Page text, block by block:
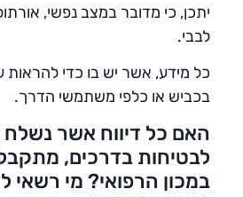
יתכן, כי מדובר במצב נפשי,
לבבי.
כל מידע, אשר יש בו כדי להראות
בכביש או כלפי משתמשי הדרך.
האם כל דיווח אשר נשלח
לבטיחות בדרכים,
במכון הרפואי? מי רשאי